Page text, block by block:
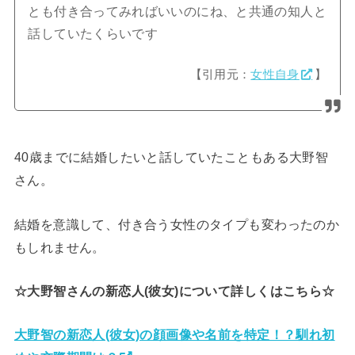
とも付き合ってみればいいのにね、と共通の知人と
話していたくらいです
【引用元：女性自身 】
40歳までに結婚したいと話していたこともある大野智
さん。
結婚を意識して、付き合う女性のタイプも変わったのか
もしれません。
☆大野智さんの新恋人(彼女)について詳しくはこちら☆
大野智の新恋人(彼女)の顔画像や名前を特定！？馴れ初